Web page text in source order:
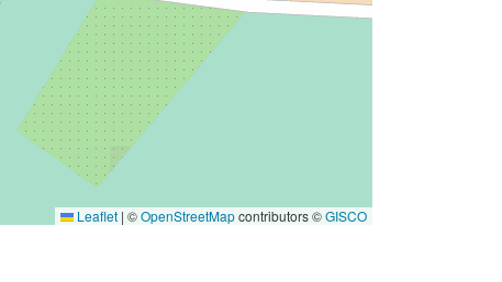
Leaflet | ©OpenStreetMapcontributors ©GISCO